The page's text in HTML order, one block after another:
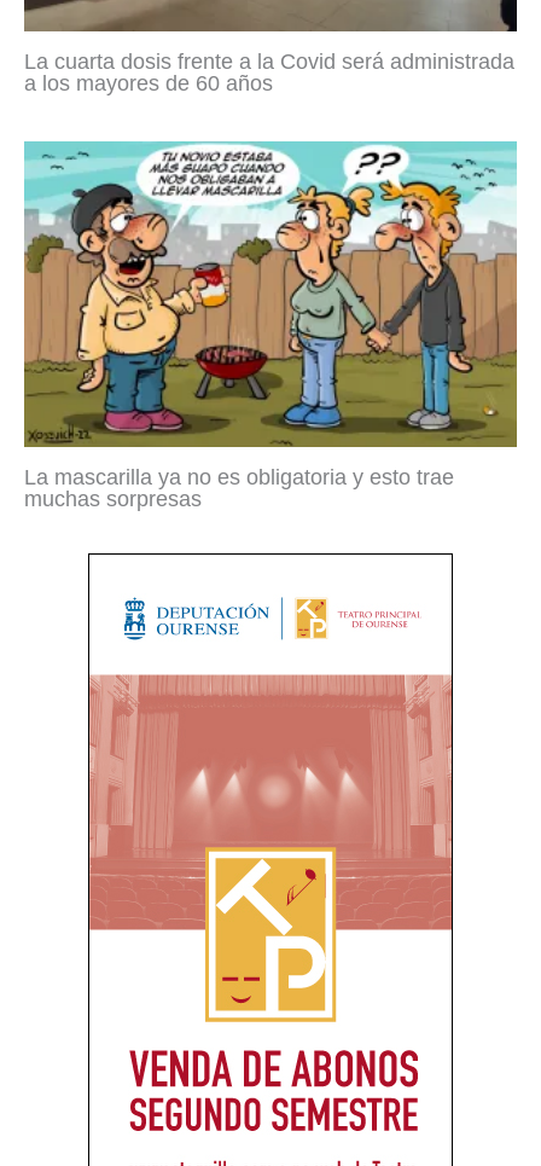
La cuarta dosis frente a la Covid será administrada
a los mayores de 60 años
La mascarilla ya no es obligatoria y esto trae
muchas sorpresas